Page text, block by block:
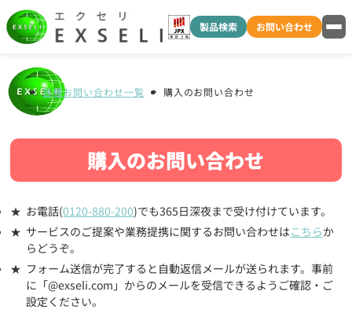
製品検索 お問い合わせ
各種お問い合わせ一覧 購入のお問い合わせ
購入のお問い合わせ
お電話(0120-880-200)でも365日深夜まで受け付けています。
サービスのご提案や業務提携に関するお問い合わせはこちらか
らどうぞ。
フォーム送信が完了すると自動返信メールが送られます。事前
に「@exseli.com」からのメールを受信できるようご確認・ご
設定ください。